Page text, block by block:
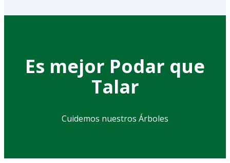
Es mejor Podar que
Talar
Cuidemos nuestros Árboles